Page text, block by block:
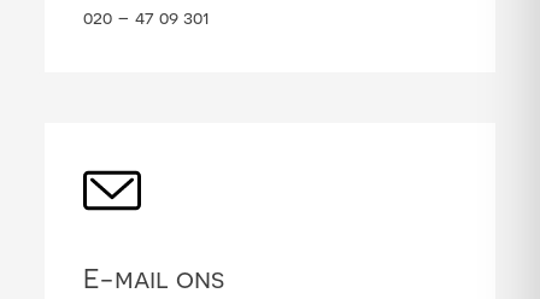
020 – 47 09 301
E-mail ons